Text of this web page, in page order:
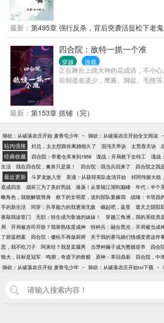
最新： 第495章 强行反杀，背后突袭活捉松下老
四合院：敌特一抓一个准
穿越 连载
正在舞台上跳大神的花成语，不小
前朝遗老遗少，鹰酱、脚盆、毛熊
最新： 第153章 抓铺（完）
骑砍：从破落农庄开始 麦香屯少年 - 骑砍：从破落农庄开始全文阅读 -
站内强推 封总，太太想跟你离婚很久了 混沌天帝诀 太荒吞天诀
经典收藏 四合院：带着仓库来到1959 谍战：开局救下女特工 谍战
生活
我在四合院，禽兽只是菜！ 四合院：我当兵回来了 四合院之我
最近更新 斗罗龙族入世 美漫：从获得美队血清开始 祁同伟握大狙
底成四皇
崩坏三为了美好而战 港枭！从掌镜江湖到巅峰 年代：半个
略角色，就能解锁替身
救下的女明星，追到部队要嫁我 战锤：卡塔昌
手的新生活
同穿：共享能力的我逐渐无敌 崛起吧，蓝星 遮天之阴阳
夜敲我诊室门
无职：转生成为鲁迪的妹妹！ 穿越三角洲，我的系统竟
局
开局被赤司开除？我靠熟练度成神 特种兵：融合黑光，开局被当成
了碧蓝档案
四合院：傻柱不再做厨师 关于我的赛马娘们情感变质这件
思，我不吃刀子
阿来哇？我是卖腐男 当犟种癫子成为赘婿皇帝 四合
狼犬，目标是冠军
鸣潮，奇迹下的救赎 原神：革旧鼎新 四合院，中
骑砍：从破落农庄开始 麦香屯少年 - 骑砍：从破落农庄开始txt下载 -